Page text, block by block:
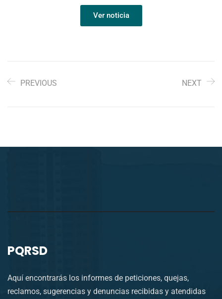
Ver noticia
PREVIOUS NEXT
PQRSD
Aquí encontrarás los informes de peticiones, quejas,
reclamos, sugerencias y denuncias recibidas y atendidas